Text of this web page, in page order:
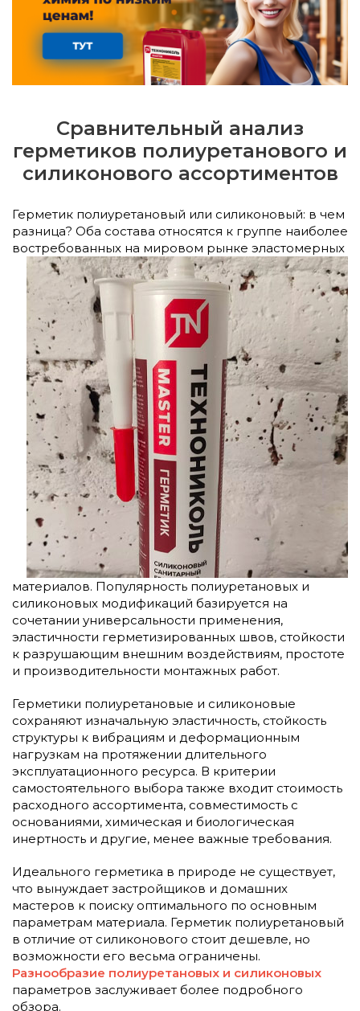
Сравнительный анализ
герметиков полиуретанового и
силиконового ассортиментов
Герметик полиуретановый или силиконовый: в чем
разница? Оба состава относятся к группе наиболее
востребованных на мировом рынке эластомерных
материалов. Популярность полиуретановых и
силиконовых модификаций базируется на
сочетании универсальности применения,
эластичности герметизированных швов, стойкости
к разрушающим внешним воздействиям, простоте
и производительности монтажных работ.
Герметики полиуретановые и силиконовые
сохраняют изначальную эластичность, стойкость
структуры к вибрациям и деформационным
нагрузкам на протяжении длительного
эксплуатационного ресурса. В критерии
самостоятельного выбора также входит стоимость
расходного ассортимента, совместимость с
основаниями, химическая и биологическая
инертность и другие, менее важные требования.
Идеального герметика в природе не существует,
что вынуждает застройщиков и домашних
мастеров к поиску оптимального по основным
параметрам материала. Герметик полиуретановый
в отличие от силиконового стоит дешевле, но
возможности его весьма ограничены.
Разнообразие полиуретановых и силиконовых
параметров заслуживает более подробного
обзора.